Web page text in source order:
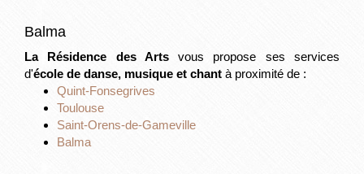
Balma
La Résidence des Artsvous propose ses services
d'école de danse, musique et chant à proximité de :
Quint-Fonsegrives
Toulouse
Saint-Orens-de-Gameville
Balma